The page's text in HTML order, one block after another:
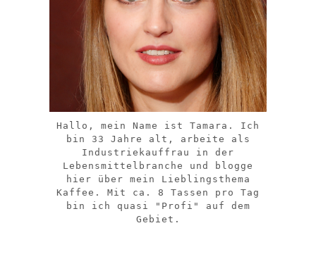
Hallo, mein Name ist Tamara. Ich
bin 33 Jahre alt, arbeite als
Industriekauffrau in der
Lebensmittelbranche und blogge
hier über mein Lieblingsthema
Kaffee. Mit ca. 8 Tassen pro Tag
bin ich quasi "Profi" auf dem
Gebiet.